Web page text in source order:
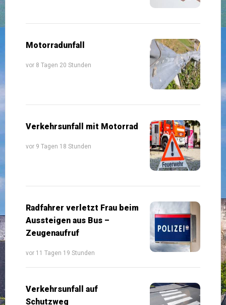
Motorradunfall
vor 8 Tagen 20 Stunden
Verkehrsunfall mit Motorrad
vor 9 Tagen 18 Stunden
Radfahrer verletzt Frau beim
Aussteigen aus Bus –
Zeugenaufruf
vor 11 Tagen 19 Stunden
Verkehrsunfall auf
Schutzweg